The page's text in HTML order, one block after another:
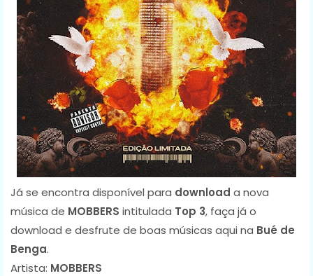
Já se encontra disponível para download a nova
música de MOBBERS intitulada Top 3, faça já o
download e desfrute de boas músicas aqui na Bué de
Benga.
Artista: MOBBERS